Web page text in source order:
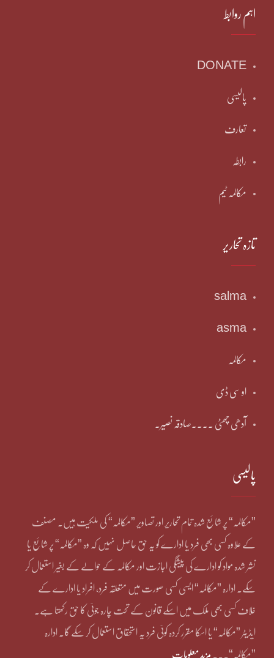
اہم روابط
DONATE
پالیسی
تعارف
رابطہ
مکالمہ ٹیم
تازہ تحاریر
salma
asma
مکالمہ
او سی ڈی
آدھی چھٹی ۔۔۔۔صادقہ نصیر۔
پالیسی
”مکالمہ“ پر شائع شدہ تمام تحاریر اور تصاویر ”مکالمہ“ کی ملکیت ہیں۔ مصنف
کے علاوہ کسی بھی فرد یا ادارے کو یہ حق حاصل نہیں کہ وہ ”مکالمہ“ پر شائع یا
نشر شدہ مواد کو ادارے کی پیشگی اجازت اور مکالمہ کے حوالے کے بغیر استعمال کر
سکے۔ ادارہ ”مکالمہ“ ایسی کسی صورت میں متعلقہ فرد، افراد یا ادارے کے
خلاف کسی بھی ملک میں اسکے قانون کے تحت چارہ جوئی کا حق رکھتا ہے۔
ایڈیٹر ”مکالمہ“ یا اسکا مقرر کردہ کوئی فرد یہ استحقاق استعمال کر سکے گا۔ ادارہ
”مکالمہ“۔۔۔ مزید معلومات